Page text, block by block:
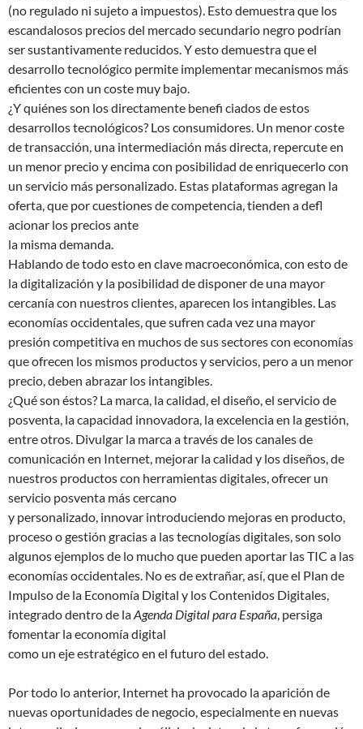
(no regulado ni sujeto a impuestos). Esto demuestra que los
escandalosos precios del mercado secundario negro podrían
ser sustantivamente reducidos. Y esto demuestra que el
desarrollo tecnológico permite implementar mecanismos más
eficientes con un coste muy bajo.
¿Y quiénes son los directamente benefi ciados de estos
desarrollos tecnológicos? Los consumidores. Un menor coste
de transacción, una intermediación más directa, repercute en
un menor precio y encima con posibilidad de enriquecerlo con
un servicio más personalizado. Estas plataformas agregan la
oferta, que por cuestiones de competencia, tienden a defl
acionar los precios ante
la misma demanda.
Hablando de todo esto en clave macroeconómica, con esto de
la digitalización y la posibilidad de disponer de una mayor
cercanía con nuestros clientes, aparecen los intangibles. Las
economías occidentales, que sufren cada vez una mayor
presión competitiva en muchos de sus sectores con economías
que ofrecen los mismos productos y servicios, pero a un menor
precio, deben abrazar los intangibles.
¿Qué son éstos? La marca, la calidad, el diseño, el servicio de
posventa, la capacidad innovadora, la excelencia en la gestión,
entre otros. Divulgar la marca a través de los canales de
comunicación en Internet, mejorar la calidad y los diseños, de
nuestros productos con herramientas digitales, ofrecer un
servicio posventa más cercano
y personalizado, innovar introduciendo mejoras en producto,
proceso o gestión gracias a las tecnologías digitales, son solo
algunos ejemplos de lo mucho que pueden aportar las TIC a las
economías occidentales. No es de extrañar, así, que el Plan de
Impulso de la Economía Digital y los Contenidos Digitales,
integrado dentro de laAgenda Digital para España, persiga
fomentar la economía digital
como un eje estratégico en el futuro del estado.
Por todo lo anterior, Internet ha provocado la aparición de
nuevas oportunidades de negocio, especialmente en nuevas